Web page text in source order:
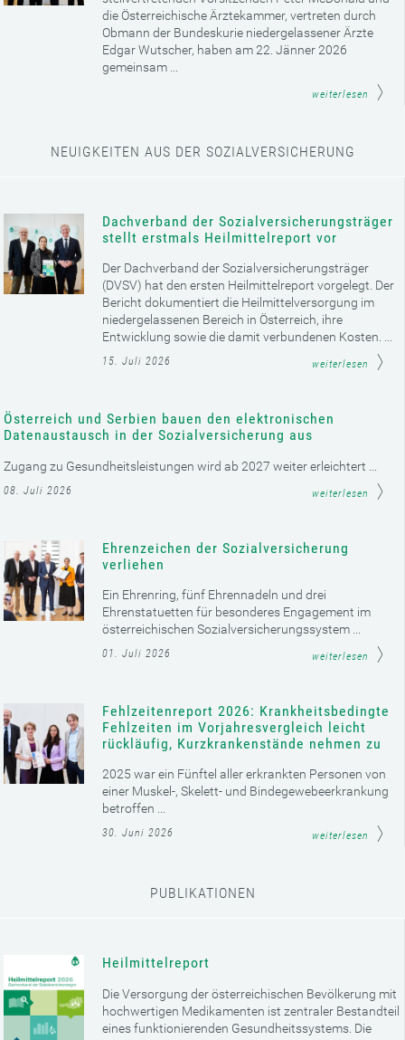
die Österreichische Ärztekammer, vertreten durch
Obmann der Bundeskurie niedergelassener Ärzte
Edgar Wutscher, haben am 22. Jänner 2026
gemeinsam ...
weiterlesen
NEUIGKEITEN AUS DER SOZIALVERSICHERUNG
Dachverband der Sozialversicherungsträger
stellt erstmals Heilmittelreport vor
Der Dachverband der Sozialversicherungsträger
(DVSV) hat den ersten Heilmittelreport vorgelegt. Der
Bericht dokumentiert die Heilmittelversorgung im
niedergelassenen Bereich in Österreich, ihre
Entwicklung sowie die damit verbundenen Kosten. ...
15. Juli 2026 weiterlesen
Österreich und Serbien bauen den elektronischen
Datenaustausch in der Sozialversicherung aus
Zugang zu Gesundheitsleistungen wird ab 2027 weiter erleichtert ...
08. Juli 2026 weiterlesen
Ehrenzeichen der Sozialversicherung
verliehen
Ein Ehrenring, fünf Ehrennadeln und drei
Ehrenstatuetten für besonderes Engagement im
österreichischen Sozialversicherungssystem ...
01. Juli 2026 weiterlesen
Fehlzeitenreport 2026: Krankheitsbedingte
Fehlzeiten im Vorjahresvergleich leicht
rückläufig, Kurzkrankenstände nehmen zu
2025 war ein Fünftel aller erkrankten Personen von
einer Muskel-, Skelett- und Bindegewebeerkrankung
betroffen ...
30. Juni 2026 weiterlesen
PUBLIKATIONEN
Heilmittelreport
Die Versorgung der österreichischen Bevölkerung mit
hochwertigen Medikamenten ist zentraler Bestandteil
eines funktionierenden Gesundheitssystems. Die